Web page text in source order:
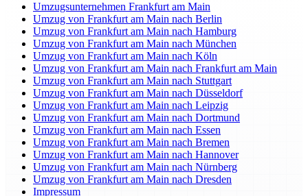
Umzugsunternehmen Frankfurt am Main
Umzug von Frankfurt am Main nach Berlin
Umzug von Frankfurt am Main nach Hamburg
Umzug von Frankfurt am Main nach München
Umzug von Frankfurt am Main nach Köln
Umzug von Frankfurt am Main nach Frankfurt am Main
Umzug von Frankfurt am Main nach Stuttgart
Umzug von Frankfurt am Main nach Düsseldorf
Umzug von Frankfurt am Main nach Leipzig
Umzug von Frankfurt am Main nach Dortmund
Umzug von Frankfurt am Main nach Essen
Umzug von Frankfurt am Main nach Bremen
Umzug von Frankfurt am Main nach Hannover
Umzug von Frankfurt am Main nach Nürnberg
Umzug von Frankfurt am Main nach Dresden
Impressum